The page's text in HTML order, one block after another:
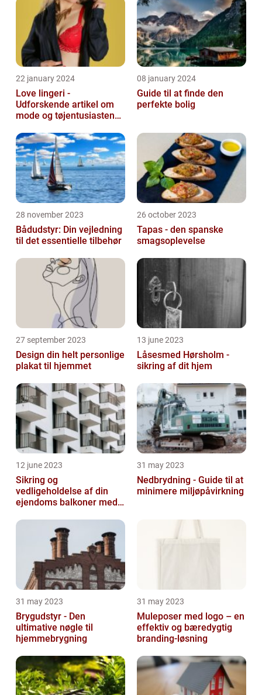
22 january 2024
Love lingeri -
Udforskende artikel om
mode og tøjentusiastens
08 january 2024
Guide til at finde den
perfekte bolig
28 november 2023
Bådudstyr: Din vejledning
til det essentielle tilbehør
26 october 2023
Tapas - den spanske
smagsoplevelse
27 september 2023
Design din helt personlige
plakat til hjemmet
13 june 2023
Låsesmed Hørsholm -
sikring af dit hjem
12 june 2023
Sikring og
vedligeholdelse af din
ejendoms balkoner med
31 may 2023
Nedbrydning - Guide til at
minimere miljøpåvirkning
31 may 2023
Brygudstyr - Den
ultimative nøgle til
hjemmebrygning
31 may 2023
Muleposer med logo – en
effektiv og bæredygtig
branding-løsning